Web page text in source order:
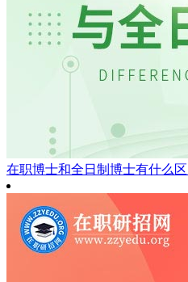
在职博士和全日制博士有什么区